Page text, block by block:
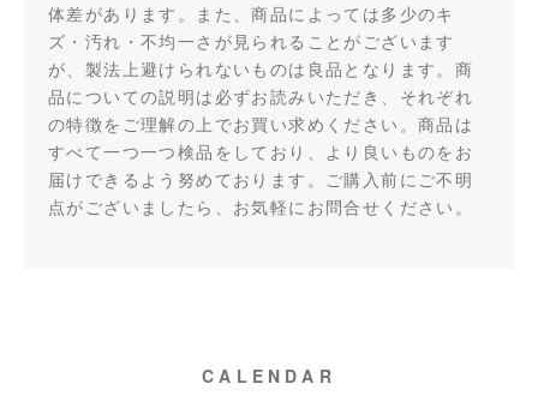
体差があります。また、商品によっては多少のキ
ズ・汚れ・不均一さが見られることがございます
が、製法上避けられないものは良品となります。商
品についての説明は必ずお読みいただき、それぞれ
の特徴をご理解の上でお買い求めください。商品は
すべて一つ一つ検品をしており、より良いものをお
届けできるよう努めております。ご購入前にご不明
点がございましたら、お気軽にお問合せください。
CALENDAR